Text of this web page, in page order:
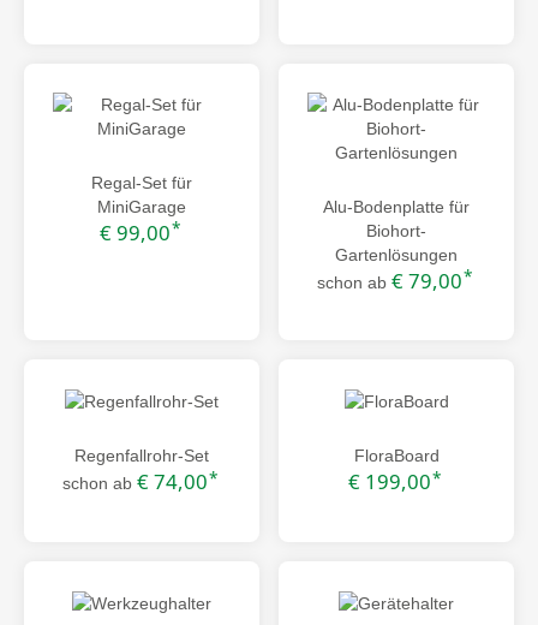
Regal-Set für
MiniGarage
€ 99,00*
Alu-Bodenplatte für
Biohort-
Gartenlösungen
schon ab € 79,00*
Regenfallrohr-Set
schon ab € 74,00*
FloraBoard
€ 199,00*